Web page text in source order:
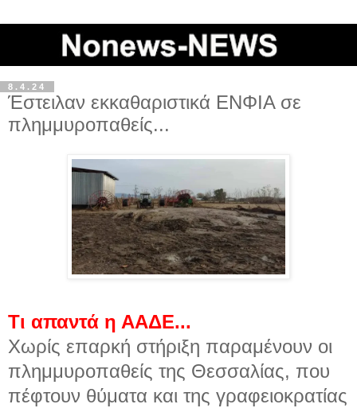
8.4.24
Έστειλαν εκκαθαριστικά ΕΝΦΙΑ σε
πλημμυροπαθείς...
Τι απαντά η ΑΑΔΕ...
Χωρίς επαρκή στήριξη παραμένουν οι
πλημμυροπαθείς της Θεσσαλίας, που
πέφτουν θύματα και της γραφειοκρατίας